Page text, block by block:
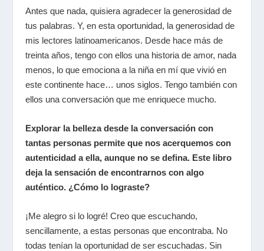
Antes que nada, quisiera agradecer la generosidad de
tus palabras. Y, en esta oportunidad, la generosidad de
mis lectores latinoamericanos. Desde hace más de
treinta años, tengo con ellos una historia de amor, nada
menos, lo que emociona a la niña en mí que vivió en
este continente hace… unos siglos. Tengo también con
ellos una conversación que me enriquece mucho.
Explorar la belleza desde la conversación con
tantas personas permite que nos acerquemos con
autenticidad a ella, aunque no se defina. Este libro
deja la sensación de encontrarnos con algo
auténtico. ¿Cómo lo lograste?
¡Me alegro si lo logré! Creo que escuchando,
sencillamente, a estas personas que encontraba. No
todas tenían la oportunidad de ser escuchadas. Sin